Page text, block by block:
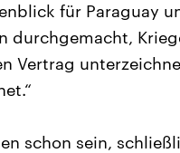
für Paraguay
durchgemacht,
Vertrag
schon sein,